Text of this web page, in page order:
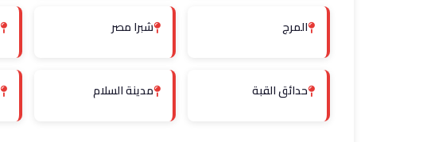
المرج شبرا مصر
حدائق القبة مدينة السلام